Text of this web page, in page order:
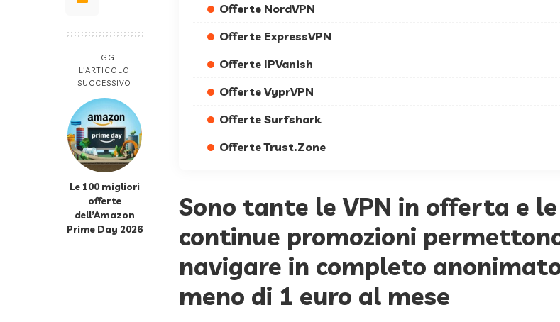
LEGGI
L’ARTICOLO
SUCCESSIVO
Le 100 migliori
offerte
dell’Amazon
Prime Day 2026
Offerte NordVPN
Offerte ExpressVPN
Offerte IPVanish
Offerte VyprVPN
Offerte Surfshark
Offerte Trust.Zone
Sono tante le VPN in offerta e le
continue promozioni
navigare in completo
meno di 1 euro al mese